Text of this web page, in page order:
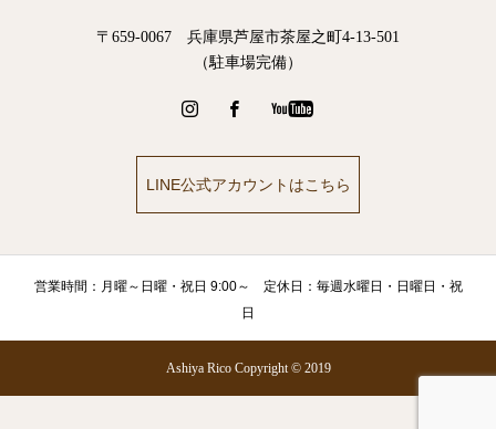
〒659-0067 兵庫県芦屋市茶屋之町4-13-501
（駐車場完備）
LINE公式アカウントはこちら
営業時間：月曜～日曜・祝日 9:00～ 定休日：毎週水曜日・日曜日・祝
日
Ashiya Rico Copyright © 2019